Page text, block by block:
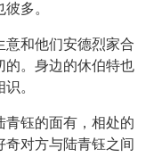
多。
意和他们安德烈家合
的。身边的休伯特也
。
青钰的面有，相处的
对方与陆青钰之间